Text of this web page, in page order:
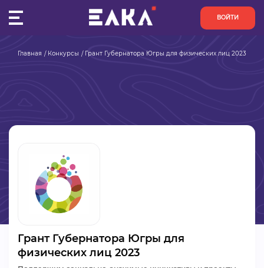
ВОЙТИ
ОРГАНИЗАЦИИ
АКТИВИСТЫ
ПРОЕКТЫ
БАЗА ЗНАНИЙ
Главная Конкурсы Грант Губернатора Югры для физических лиц 2023
Грант Губернатора Югры для
физических лиц 2023